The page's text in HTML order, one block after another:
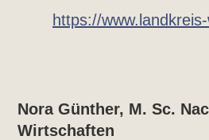
https://
Nora Günther, M. Sc.
Wirtschaften